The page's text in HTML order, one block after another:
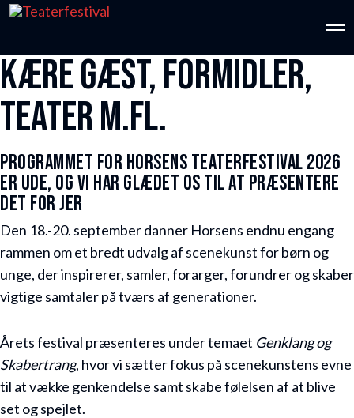
O
KÆRE GÆST, FORMIDLER,
TEATER M.FL.
PROGRAMMET FOR HORSENS TEATERFESTIVAL 2026
ER UDE, OG VI HAR GLÆDET OS TIL AT PRÆSENTERE
DET FOR JER
Den 18.-20. september danner Horsens endnu engang
rammen om et bredt udvalg af scenekunst for børn og
unge, der inspirerer, samler, forarger, forundrer og skaber
vigtige samtaler på tværs af generationer.
Årets festival præsenteres under temaet Genklang og
Skabertrang, hvor vi sætter fokus på scenekunstens evne
til at vække genkendelse samt skabe følelsen af at blive
set og spejlet.